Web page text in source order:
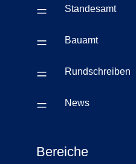
= Standesamt
= Bauamt
= Rundschreiben
= News
Bereiche